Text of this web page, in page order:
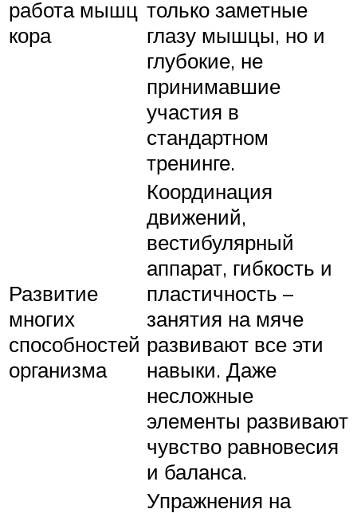
работа мышц
кора
только заметные
глазу мышцы, но и
глубокие, не
принимавшие
участия в
стандартном
тренинге.
Развитие
многих
способностей
организма
Координация
движений,
вестибулярный
аппарат, гибкость и
пластичность –
занятия на мяче
развивают все эти
навыки. Даже
несложные
элементы развивают
чувство равновесия
и баланса.
Упражнения на